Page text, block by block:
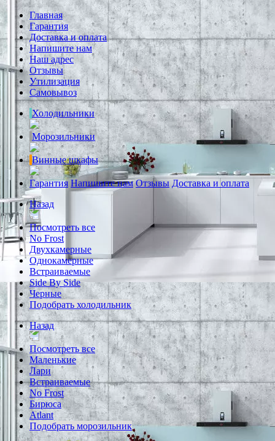
Главная
Гарантия
Доставка и оплата
Напишите нам
Наш адрес
Отзывы
Утилизация
Самовывоз
Холодильники
Морозильники
Винные шкафы
Гарантия Напишите нам Отзывы Доставка и оплата
Назад
Посмотреть все
No Frost
Двухкамерные
Однокамерные
Встраиваемые
Side By Side
Черные
Подобрать холодильник
Назад
Посмотреть все
Маленькие
Лари
Встраиваемые
No Frost
Бирюса
Atlant
Подобрать морозильник